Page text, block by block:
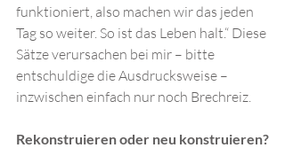
funktioniert, also machen wir das jeden
Tag so weiter. So ist das Leben halt.“ Diese
Sätze verursachen bei mir – bitte
entschuldige die Ausdrucksweise –
inzwischen einfach nur noch Brechreiz.
Rekonstruieren oder neu konstruieren?